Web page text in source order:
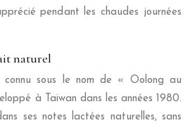
pendant les chaudes journées
naturel
connu sous le nom de « Oolong au
à Taiwan dans les années 1980.
ses notes lactées naturelles, sans